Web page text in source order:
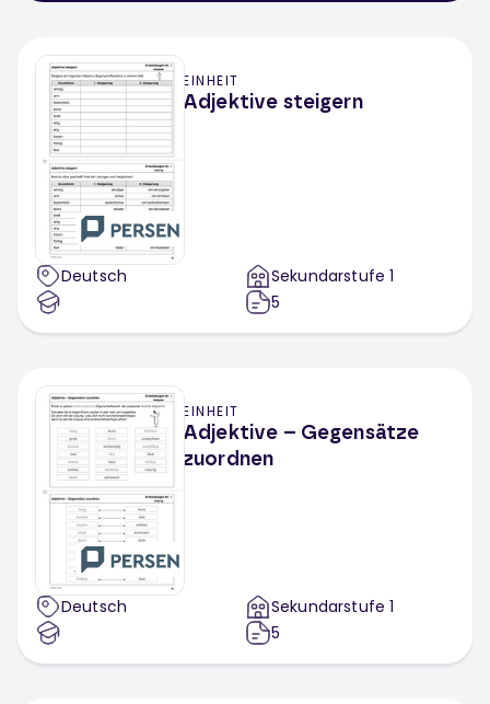
Sachunterricht
Werken / Textiles Gestalten
Theater
Fächerübergreifend
EINHEIT
Adjektive steigern
Deutsch
Sekundarstufe 1
5
EINHEIT
Adjektive – Gegensätze
zuordnen
Deutsch
Sekundarstufe 1
5